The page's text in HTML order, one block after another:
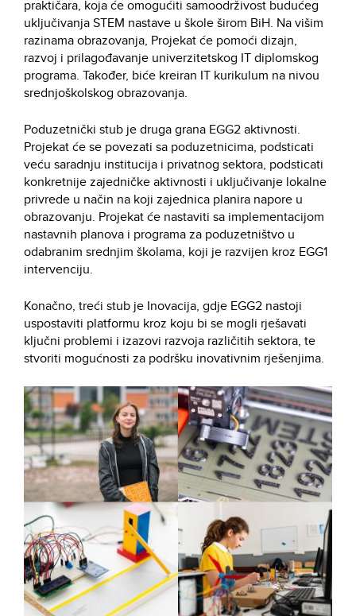
praktičara, koja će omogućiti samoodrživost budućeg
uključivanja STEM nastave u škole širom BiH. Na višim
razinama obrazovanja, Projekat će pomoći dizajn,
razvoj i prilagođavanje univerzitetskog IT diplomskog
programa. Također, biće kreiran IT kurikulum na nivou
srednjoškolskog obrazovanja.
Poduzetnički stub je druga grana EGG2 aktivnosti.
Projekat će se povezati sa poduzetnicima, podsticati
veću saradnju institucija i privatnog sektora, podsticati
konkretnije zajedničke aktivnosti i uključivanje lokalne
privrede u način na koji zajednica planira napore u
obrazovanju. Projekat će nastaviti sa implementacijom
nastavnih planova i programa za poduzetništvo u
odabranim srednjim školama, koji je razvijen kroz EGG1
intervenciju.
Konačno, treći stub je Inovacija, gdje EGG2 nastoji
uspostaviti platformu kroz koju bi se mogli rješavati
ključni problemi i izazovi razvoja različitih sektora, te
stvoriti mogućnosti za podršku inovativnim rješenjima.